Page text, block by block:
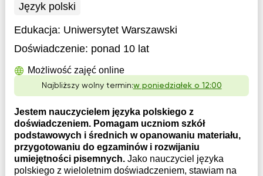
Język polski
Edukacja: Uniwersytet Warszawski
Doświadczenie: ponad 10 lat
Możliwość zajęć online
Najbliższy wolny termin:w poniedziałek o 12:00
Jestem nauczycielem języka polskiego z
doświadczeniem. Pomagam uczniom szkół
podstawowych i średnich w opanowaniu materiału,
przygotowaniu do egzaminów i rozwijaniu
umiejętności pisemnych. Jako nauczyciel języka
polskiego z wieloletnim doświadczeniem, stawiam na